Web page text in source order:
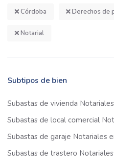
Córdoba Derechos de
Notarial
Subtipos de bien
Subastas de vivienda
Subastas de local comercial
Subastas de garaje Notariales
Subastas de trastero